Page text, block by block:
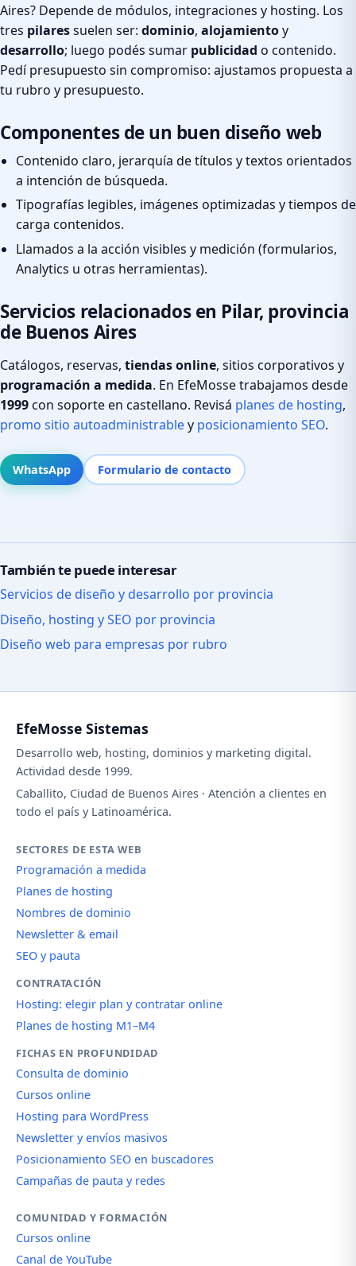
Aires? Depende de módulos, integraciones y hosting. Los
tres pilaressuelen ser: dominio, alojamientoy
desarrollo; luego podés sumar publicidad o contenido.
Pedí presupuesto sin compromiso: ajustamos propuesta a
tu rubro y presupuesto.
Componentes de un buen diseño web
Contenido claro, jerarquía de títulos y textos orientados
a intención de búsqueda.
Tipografías legibles, imágenes optimizadas y tiempos de
carga contenidos.
Llamados a la acción visibles y medición (formularios,
Analytics u otras herramientas).
Servicios relacionados en Pilar, provincia
de Buenos Aires
Catálogos, reservas, tiendas online, sitios corporativos y
programación a medida. En EfeMosse trabajamos desde
1999con soporte en castellano. Revisá planes de hosting,
promo sitio autoadministrabley posicionamiento SEO.
WhatsApp Formulario de contacto
También te puede interesar
Servicios de diseño y desarrollo por provincia
Diseño, hosting y SEO por provincia
Diseño web para empresas por rubro
EfeMosse Sistemas
Desarrollo web, hosting, dominios y marketing digital.
Actividad desde 1999.
Caballito, Ciudad de Buenos Aires · Atención a clientes en
todo el país y Latinoamérica.
SECTORES DE ESTA WEB
Programación a medida
Planes de hosting
Nombres de dominio
Newsletter & email
SEO y pauta
CONTRATACIÓN
Hosting: elegir plan y contratar online
Planes de hosting M1–M4
FICHAS EN PROFUNDIDAD
Consulta de dominio
Cursos online
Hosting para WordPress
Newsletter y envíos masivos
Posicionamiento SEO en buscadores
Campañas de pauta y redes
COMUNIDAD Y FORMACIÓN
Cursos online
Canal de YouTube